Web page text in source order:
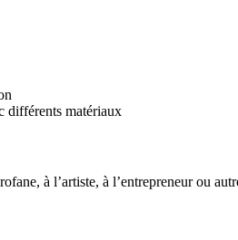
différents matériaux
à l’artiste, à l’entrepreneur ou